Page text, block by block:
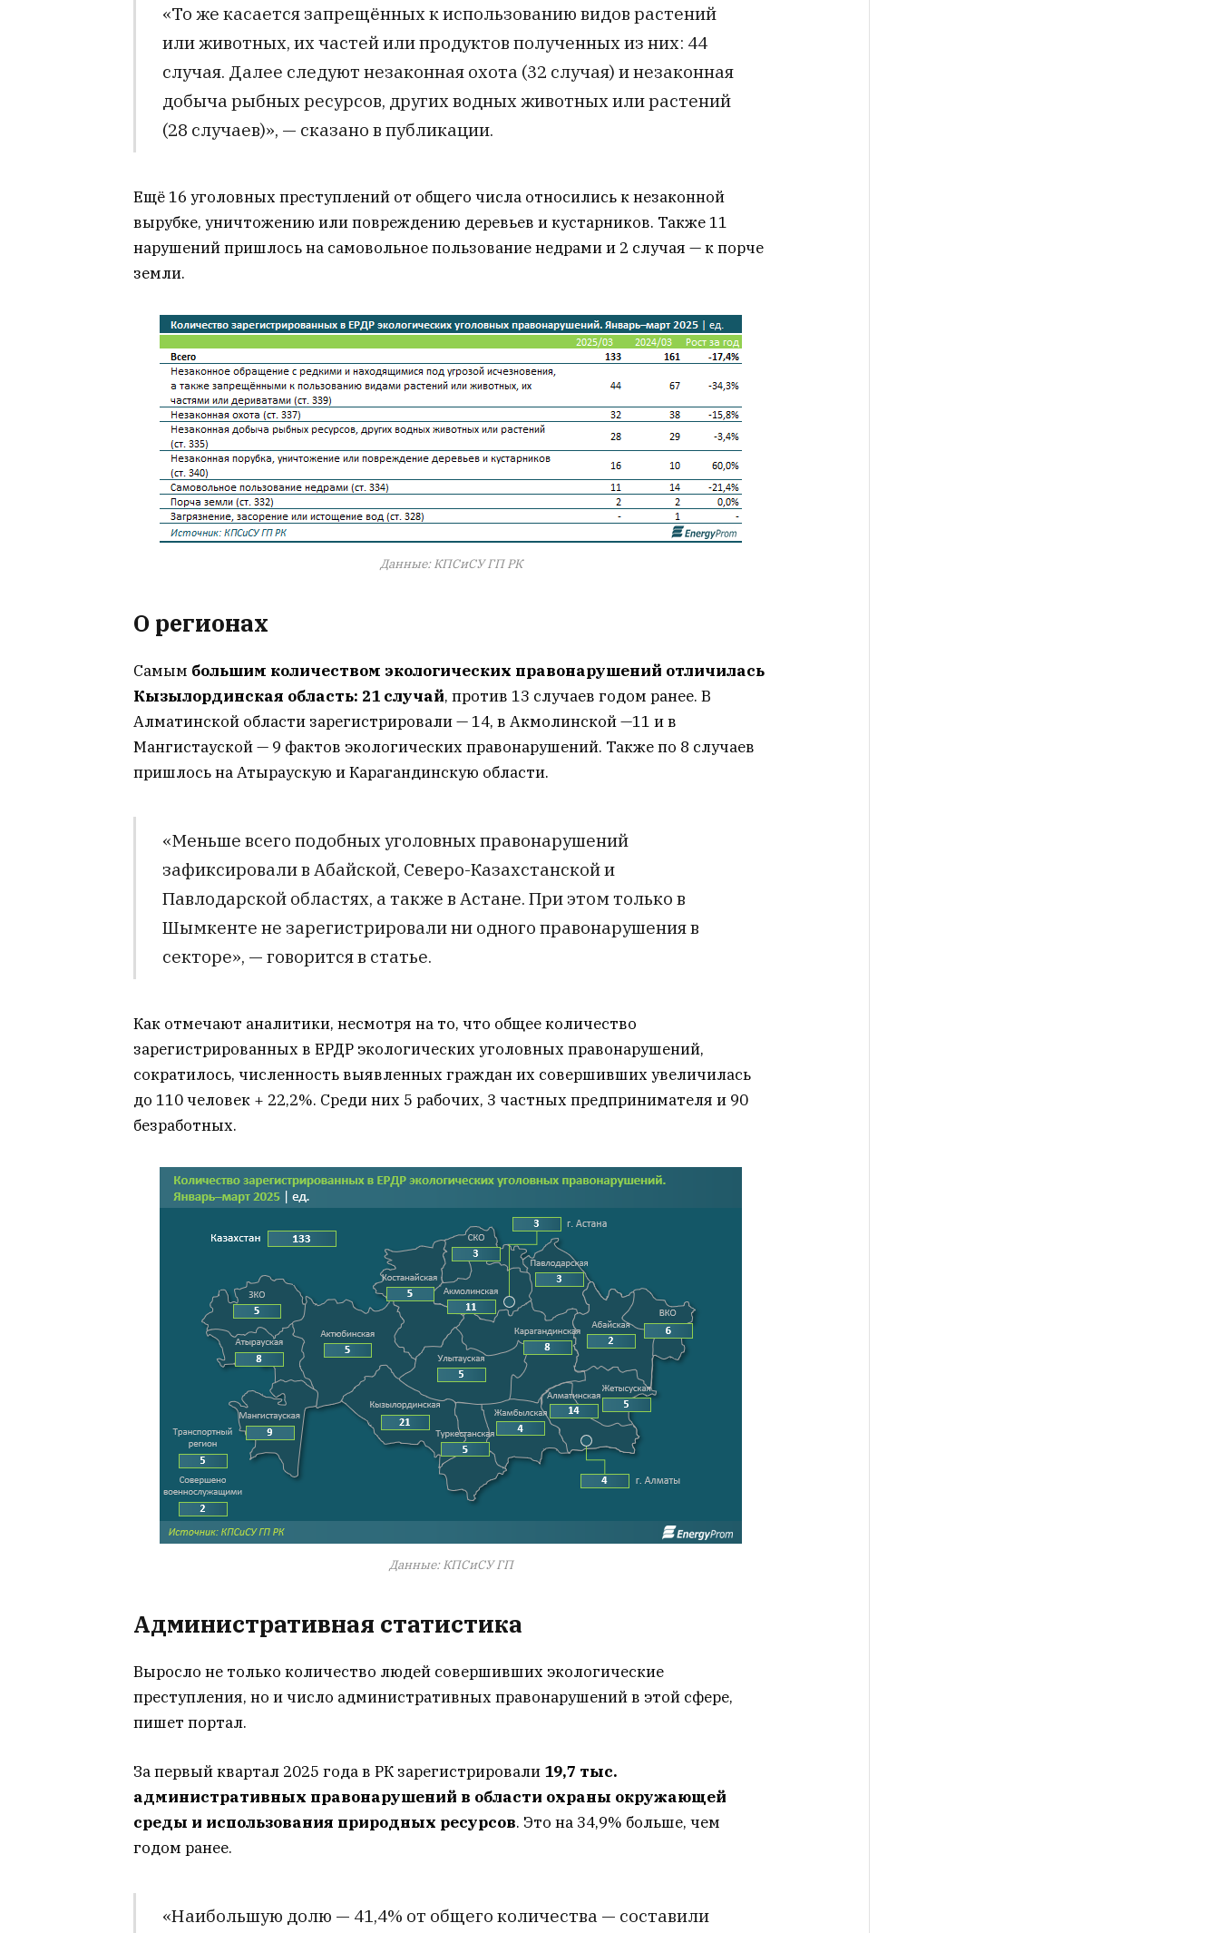
«То же касается запрещённых к использованию видов растений
или животных, их частей или продуктов полученных из них: 44
случая. Далее следуют незаконная охота (32 случая) и незаконная
добыча рыбных ресурсов, других водных животных или растений
(28 случаев)», — сказано в публикации.
Ещё 16 уголовных преступлений от общего числа относились к незаконной
вырубке, уничтожению или повреждению деревьев и кустарников. Также 11
нарушений пришлось на самовольное пользование недрами и 2 случая — к порче
земли.
Данные: КПСиСУ ГП РК
О регионах
Самым большим количеством экологических правонарушений отличилась
Кызылординская область: 21 случай, против 13 случаев годом ранее. В
Алматинской области зарегистрировали — 14, в Акмолинской —11 и в
Мангистауской — 9 фактов экологических правонарушений. Также по 8 случаев
пришлось на Атыраускую и Карагандинскую области.
«Меньше всего подобных уголовных правонарушений
зафиксировали в Абайской, Северо-Казахстанской и
Павлодарской областях, а также в Астане. При этом только в
Шымкенте не зарегистрировали ни одного правонарушения в
секторе», — говорится в статье.
Как отмечают аналитики, несмотря на то, что общее количество
зарегистрированных в ЕРДР экологических уголовных правонарушений,
сократилось, численность выявленных граждан их совершивших увеличилась
до 110 человек + 22,2%. Среди них 5 рабочих, 3 частных предпринимателя и 90
безработных.
Данные: КПСиСУ ГП
Административная статистика
Выросло не только количество людей совершивших экологические
преступления, но и число административных правонарушений в этой сфере,
пишет портал.
За первый квартал 2025 года в РК зарегистрировали 19,7 тыс.
административных правонарушений в области охраны окружающей
среды и использования природных ресурсов. Это на 34,9% больше, чем
годом ранее.
«Наибольшую долю — 41,4% от общего количества — составили